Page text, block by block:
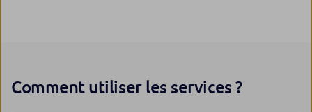
Comment utiliser les services ?